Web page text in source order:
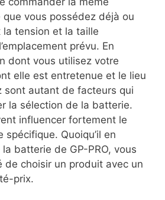
vous possédez déjà ou
tension et la taille
prévu. En
dont vous utilisez votre
elle est entretenue et le lieu
sont autant de facteurs qui
la sélection de la batterie.
influencer fortement le
spécifique. Quoiqu’il en
batterie de GP-PRO, vous
de choisir un produit avec un
prix.